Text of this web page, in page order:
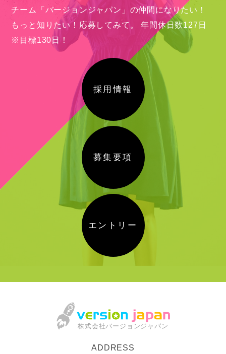
チーム「バージョンジャパン」の仲間になりたい！
もっと知りたい！応募してみて。
年間休日数127日
※目標130日！
採用情報
募集要項
エントリー
株式会社バージョンジャパン
ADDRESS